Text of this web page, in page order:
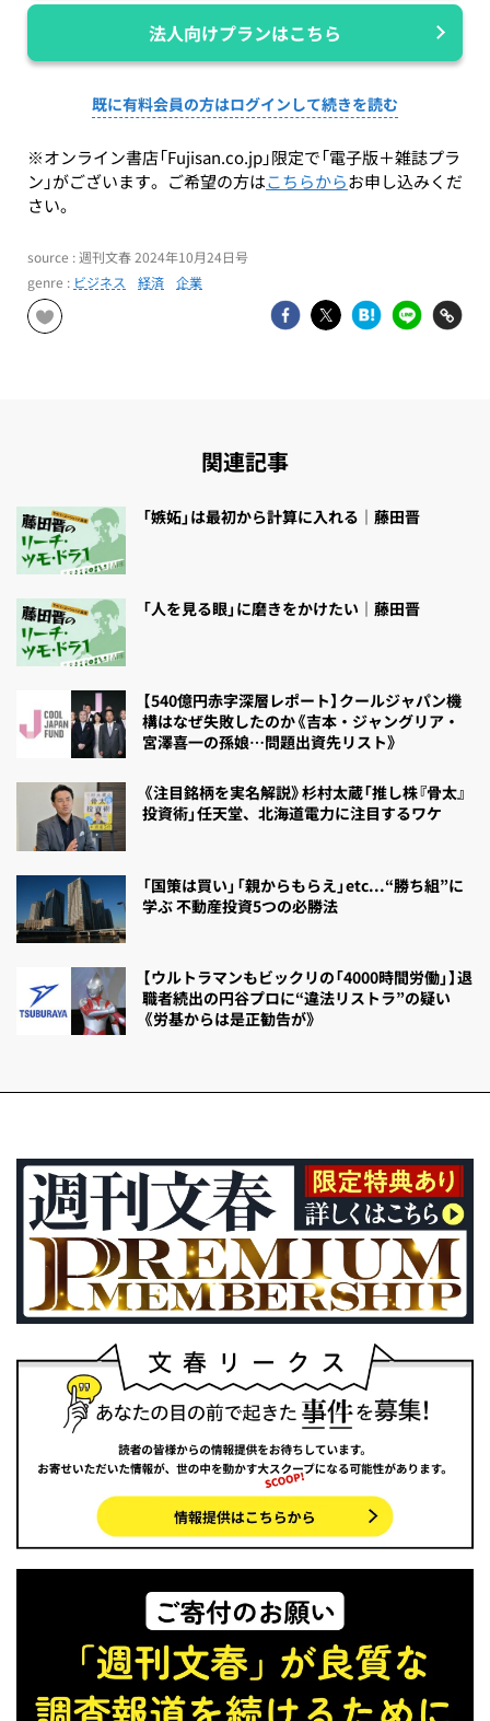
法人向けプランはこちら
既に有料会員の方はログインして続きを読む
※オンライン書店「Fujisan.co.jp」限定で「電子版＋雑誌プラ
ン」がございます。ご希望の方はこちらからお申し込みくだ
さい。
source : 週刊文春 2024年10月24日号
genre : ビジネス 経済 企業
関連記事
「嫉妬」は最初から計算に入れる｜藤田晋
「人を見る眼」に磨きをかけたい｜藤田晋
【540億円赤字深層レポート】クールジャパン機
構はなぜ失敗したのか《吉本・ジャングリア・
宮澤喜一の孫娘…問題出資先リスト》
《注目銘柄を実名解説》杉村太蔵「推し株『骨太』
投資術」任天堂、北海道電力に注目するワケ
「国策は買い」「親からもらえ」etc...“勝ち組”に
学ぶ 不動産投資5つの必勝法
【ウルトラマンもビックリの「4000時間労働」】退
職者続出の円谷プロに“違法リストラ”の疑い
《労基からは是正勧告が》